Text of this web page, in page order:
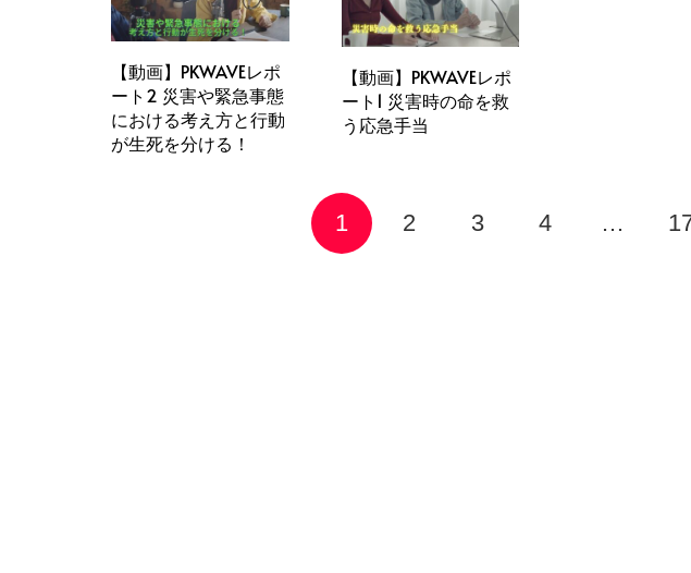
【動画】PKWAVEレポ
ート2 災害や緊急事態
における考え方と行動
が生死を分ける！
【動画】PKWAVEレポ
ート1 災害時の命を救
う応急手当
1 2 3 4 …